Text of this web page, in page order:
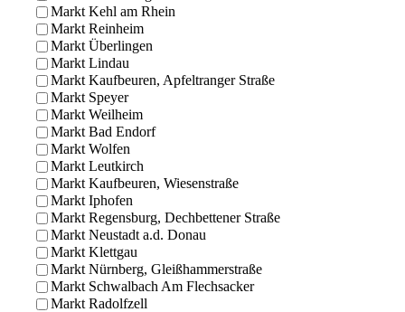
Markt Kehl am Rhein
Markt Reinheim
Markt Überlingen
Markt Lindau
Markt Kaufbeuren, Apfeltranger Straße
Markt Speyer
Markt Weilheim
Markt Bad Endorf
Markt Wolfen
Markt Leutkirch
Markt Kaufbeuren, Wiesenstraße
Markt Iphofen
Markt Regensburg, Dechbettener Straße
Markt Neustadt a.d. Donau
Markt Klettgau
Markt Nürnberg, Gleißhammerstraße
Markt Schwalbach Am Flechsacker
Markt Radolfzell